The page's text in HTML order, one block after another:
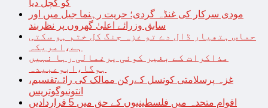
کو کچل دیا
مودی سرکار کی غنڈہ گردی؛ حریت رہنما جیل میں اور
سابق وزرائے اعلیٰ گھروں پر نظربند
حماس ہتھیار ڈال دے تو غزہ جنگ کل ختم ہو سکتی
ہے،امریکہ
مذاکرات کے بغیر کوئی یرغمالی رہا نہیں
ہوگا،ابوعبیدہ
غزہ پرسلامتی کونسل کےرکن ممالک کی رائےتقسیم،
انتونیوگوتریس
اقوام متحدہ میں فلسطینیوں کے حق میں 5 قراردادیں